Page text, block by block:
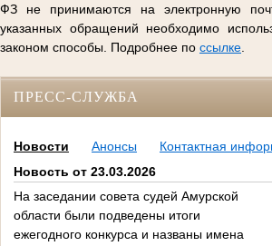
ФЗ не принимаются на электронную
указанных обращений необходимо
законом способы. Подробнее по ссылке
ПРЕСС-СЛУЖБА
Новости Анонсы
Контактная
Новость от 23.03.2026
На заседании совета судей Амурской
области были подведены итоги
ежегодного конкурса и названы имена